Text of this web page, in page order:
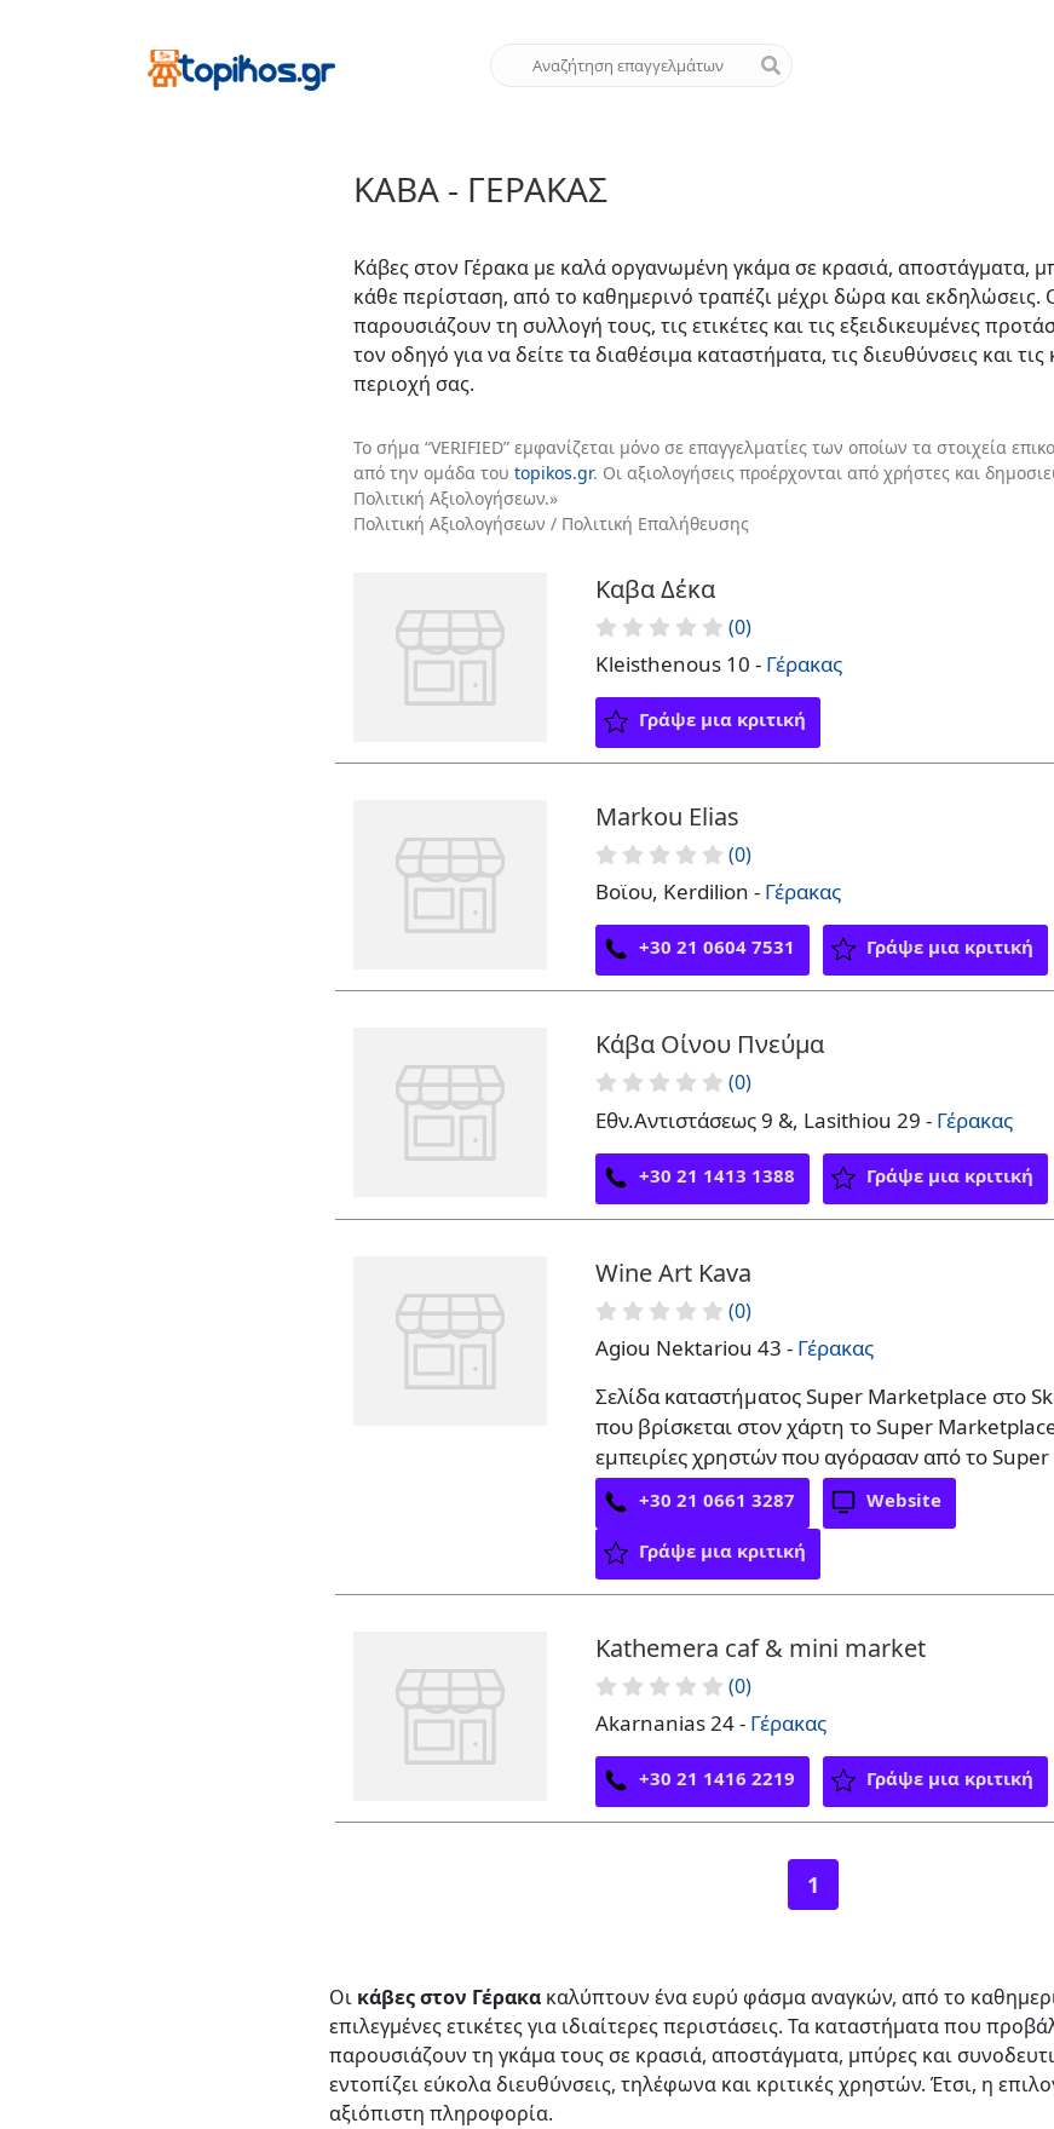
ΚΆΒΑ - ΓΈΡΑΚΑΣ
Κάβες στον Γέρακα με καλά οργανωμένη γκάμα σε κρασιά, αποστάγματα,
κάθε περίσταση, από το καθημερινό τραπέζι μέχρι δώρα και εκδηλώσεις.
παρουσιάζουν τη συλλογή τους, τις ετικέτες και τις εξειδικευμένες
τον οδηγό για να δείτε τα διαθέσιμα καταστήματα, τις διευθύνσεις και
περιοχή σας.
Το σήμα “VERIFIED” εμφανίζεται μόνο σε επαγγελματίες των οποίων τα στοιχεία
από την ομάδα του topikos.gr. Οι αξιολογήσεις προέρχονται από χρήστες και
Πολιτική Αξιολογήσεων.»
Πολιτική Αξιολογήσεων / Πολιτική Επαλήθευσης
Καβα Δέκα
(0)
Kleisthenous 10 - Γέρακας
Γράψε μια κριτική
Markou Elias
(0)
Βοϊου, Kerdilion - Γέρακας
+30 21 0604 7531 Γράψε μια κριτική
Κάβα Οίνου Πνεύμα
(0)
Εθν.Αντιστάσεως 9 &, Lasithiou 29 - Γέρακας
+30 21 1413 1388 Γράψε μια κριτική
Wine Art Kava
(0)
Agiou Nektariou 43 - Γέρακας
Σελίδα καταστήματος Super Marketplace στο
που βρίσκεται στον χάρτη το Super
εμπειρίες χρηστών που αγόρασαν από το
+30 21 0661 3287 Website
Γράψε μια κριτική
Kathemera caf & mini market
(0)
Akarnanias 24 - Γέρακας
+30 21 1416 2219 Γράψε μια κριτική
1
Οι κάβες στον Γέρακα καλύπτουν ένα ευρύ φάσμα αναγκών, από το
επιλεγμένες ετικέτες για ιδιαίτερες περιστάσεις. Τα καταστήματα που
παρουσιάζουν τη γκάμα τους σε κρασιά, αποστάγματα, μπύρες και
εντοπίζει εύκολα διευθύνσεις, τηλέφωνα και κριτικές χρηστών. Έτσι, η
αξιόπιστη πληροφορία.